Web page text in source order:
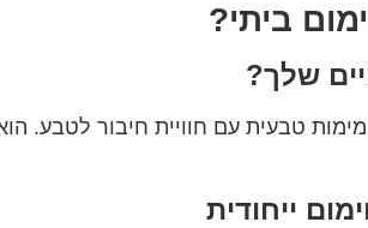
ביתי?
שלך?
טבעית עם חוויית חיבור לטבע.
ייחודית